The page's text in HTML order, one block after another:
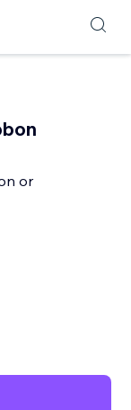
or